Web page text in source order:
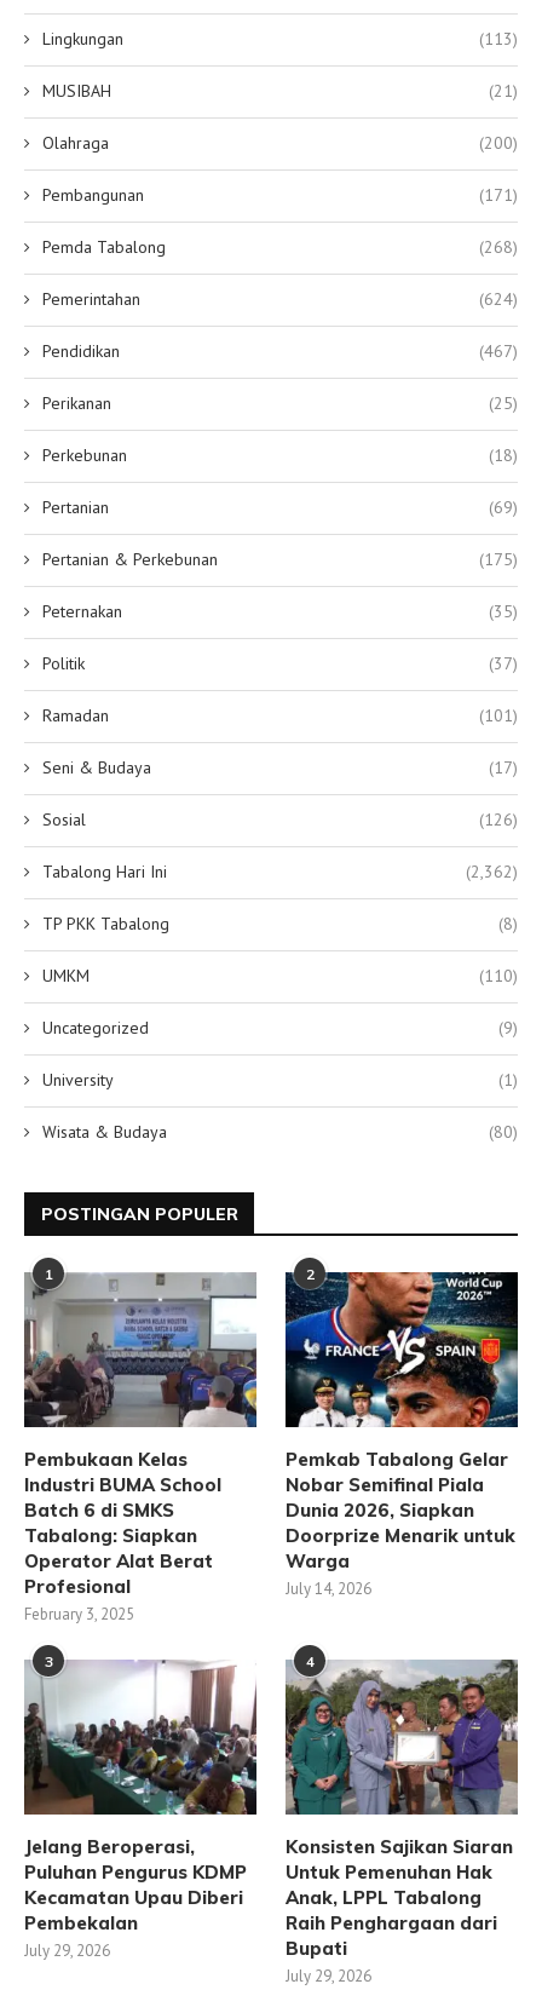
Lingkungan (113)
MUSIBAH (21)
Olahraga (200)
Pembangunan (171)
Pemda Tabalong (268)
Pemerintahan (624)
Pendidikan (467)
Perikanan (25)
Perkebunan (18)
Pertanian (69)
Pertanian & Perkebunan (175)
Peternakan (35)
Politik (37)
Ramadan (101)
Seni & Budaya (17)
Sosial (126)
Tabalong Hari Ini (2,362)
TP PKK Tabalong (8)
UMKM (110)
Uncategorized (9)
University (1)
Wisata & Budaya (80)
POSTINGAN POPULER
1
Pembukaan Kelas
Industri BUMA School
Batch 6 di SMKS
Tabalong: Siapkan
Operator Alat Berat
Profesional
February 3, 2025
2
Pemkab Tabalong Gelar
Nobar Semifinal Piala
Dunia 2026, Siapkan
Doorprize Menarik untuk
Warga
July 14, 2026
3
Jelang Beroperasi,
Puluhan Pengurus KDMP
Kecamatan Upau Diberi
Pembekalan
July 29, 2026
4
Konsisten Sajikan Siaran
Untuk Pemenuhan Hak
Anak, LPPL Tabalong
Raih Penghargaan dari
Bupati
July 29, 2026